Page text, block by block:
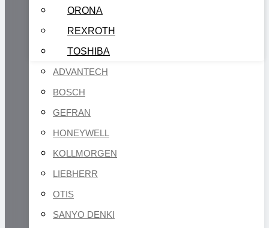
ORONA
REXROTH
TOSHIBA
ADVANTECH
BOSCH
GEFRAN
HONEYWELL
KOLLMORGEN
LIEBHERR
OTIS
SANYO DENKI